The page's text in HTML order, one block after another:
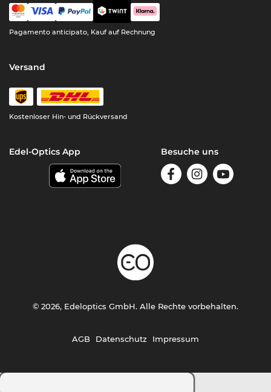
Pagamento anticipato, Kauf auf Rechnung
Versand
Kostenloser Hin- und Rückversand
Edel-Optics App Besuche uns
AGB Datenschutz Impressum
© 2026, Edeloptics GmbH. Alle Rechte vorbehalten.